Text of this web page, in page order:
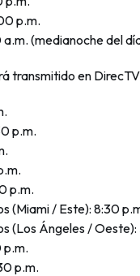
p.m.
a.m. (medianoche del
transmitido en
p.m.
p.m.
(Miami / Este): 8:30
(Los Ángeles / Oeste):
p.m.
p.m.